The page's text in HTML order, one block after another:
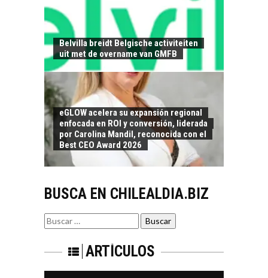
Belvilla breidt Belgische activiteiten
uit met de overname van GMFB
eGLOW acelera su expansión regional
enfocada en ROI y conversión, liderada
por Carolina Mandil, reconocida con el
Best CEO Award 2026
BUSCA EN CHILEALDIA.BIZ
Buscar
por:
ARTÍCULOS
estratégica de los
recursos humanos en
las empresas…
FINANCIAMIENTO
PARA PYMES EN
CHILE:
ALTERNATIVAS MÁS
ALLÁ DEL CRÉDITO
BANCARIO
Financiamiento para
pymes en Chile:
alternativas que
trascienden el
crédito…
EL CRECIMIENTO DE
LOS SERVICIOS
DIGITALES
EXPORTADOS DESDE
CHILE
exportaciones de
Chile:…
TURISMO EN EL
DESIERTO DE
OPORTUNIDADES
PARA EL
DESARROLLO LOCAL